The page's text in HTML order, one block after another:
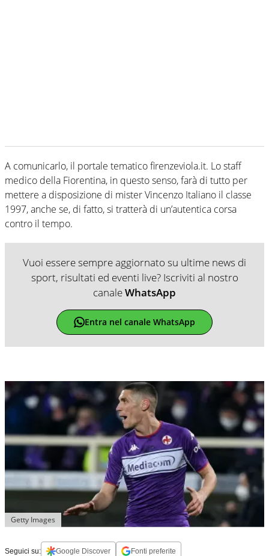
A comunicarlo, il portale tematico firenzeviola.it. Lo staff
medico della Fiorentina, in questo senso, farà di tutto per
mettere a disposizione di mister Vincenzo Italiano il classe
1997, anche se, di fatto, si tratterà di un’autentica corsa
contro il tempo.
Vuoi essere sempre aggiornato su ultime news di
sport, risultati ed eventi live? Iscriviti al nostro
canaleWhatsApp
Entra nel canale WhatsApp
Getty Images
Seguici su: Google Discover Fonti preferite